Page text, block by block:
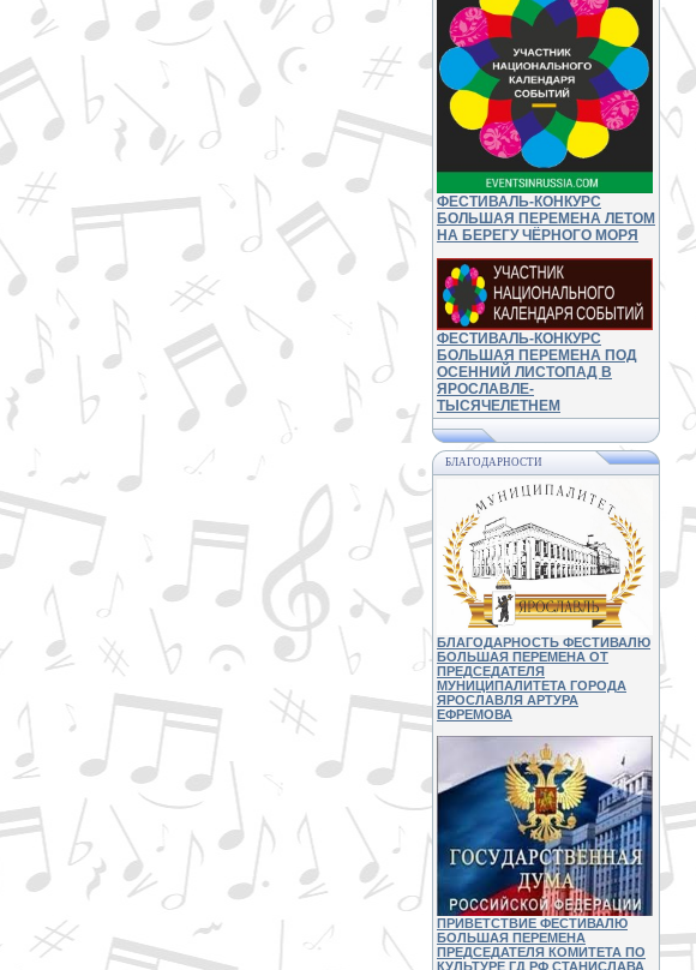
ФЕСТИВАЛЬ-КОНКУРС
БОЛЬШАЯ ПЕРЕМЕНА ЛЕТОМ
НА БЕРЕГУ ЧЁРНОГО МОРЯ
ФЕСТИВАЛЬ-КОНКУРС
БОЛЬШАЯ ПЕРЕМЕНА ПОД
ОСЕННИЙ ЛИСТОПАД В
ЯРОСЛАВЛЕ-
ТЫСЯЧЕЛЕТНЕМ
БЛАГОДАРНОСТИ
БЛАГОДАРНОСТЬ ФЕСТИВАЛЮ
БОЛЬШАЯ ПЕРЕМЕНА ОТ
ПРЕДСЕДАТЕЛЯ
МУНИЦИПАЛИТЕТА ГОРОДА
ЯРОСЛАВЛЯ АРТУРА
ЕФРЕМОВА
ПРИВЕТСТВИЕ ФЕСТИВАЛЮ
БОЛЬШАЯ ПЕРЕМЕНА
ПРЕДСЕДАТЕЛЯ КОМИТЕТА ПО
КУЛЬТУРЕ ГД РФ СТАНИСЛАВА